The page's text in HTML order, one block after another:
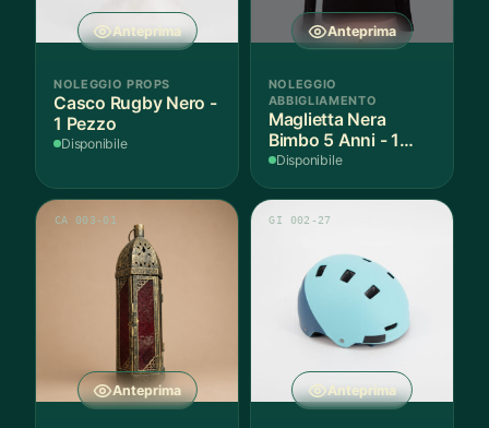
Anteprima
NOLEGGIO PROPS
Casco Rugby Nero -
1 Pezzo
Disponibile
Anteprima
NOLEGGIO
ABBIGLIAMENTO
Maglietta Nera
Bimbo 5 Anni - 1
Pezzo
Disponibile
Anteprima
CA 003-01
Anteprima
GI 002-27